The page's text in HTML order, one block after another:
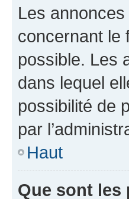
Les
concernant le
possible. Les
dans lequel
possibilité de
par
Haut
Que sont les